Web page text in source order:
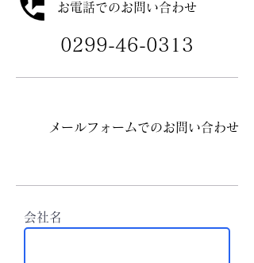
お電話でのお問い合わせ
0299-46-0313
メールフォームでのお問い合わせ
会社名